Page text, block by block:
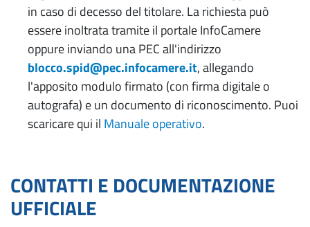
in caso di decesso del titolare. La richiesta può
essere inoltrata tramite il portale InfoCamere
oppure inviando una PEC all'indirizzo
blocco.spid@pec.infocamere.it, allegando
l'apposito modulo firmato (con firma digitale o
autografa) e un documento di riconoscimento. Puoi
scaricare qui il Manuale operativo.
CONTATTI E DOCUMENTAZIONE
UFFICIALE